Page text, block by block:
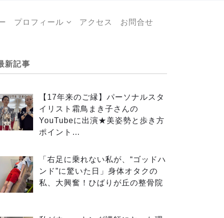
プロフィール アクセス お問合せ
新記事
【17年来のご縁】パーソナルスタ
イリスト霜鳥まき子さんの
YouTubeに出演★美姿勢と歩き方
ポイント…
「右足に乗れない私が、“ゴッドハ
ンド”に驚いた日」身体オタクの
私、大興奮！ひばりが丘の整骨院